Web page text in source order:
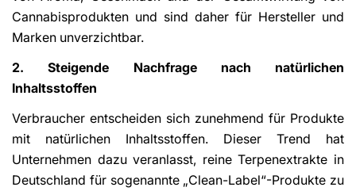
Cannabisprodukten und sind daher für Hersteller und
Marken unverzichtbar.
2. Steigende Nachfrage nach natürlichen
Inhaltsstoffen
Verbraucher entscheiden sich zunehmend für Produkte
mit natürlichen Inhaltsstoffen. Dieser Trend hat
Unternehmen dazu veranlasst, reine Terpenextrakte in
Deutschland für sogenannte „Clean-Label“-Produkte zu